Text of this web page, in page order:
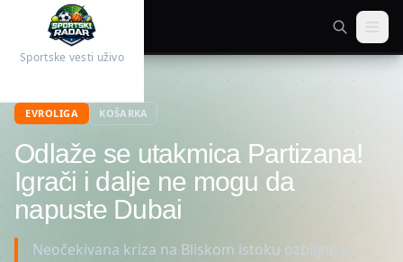
Sportske vesti uživo
EVROLIGA KOŠARKA
Odlaže se utakmica Partizana!
Igrači i dalje ne mogu da
napuste Dubai
Neočekivana kriza na Bliskom istoku ozbiljno je